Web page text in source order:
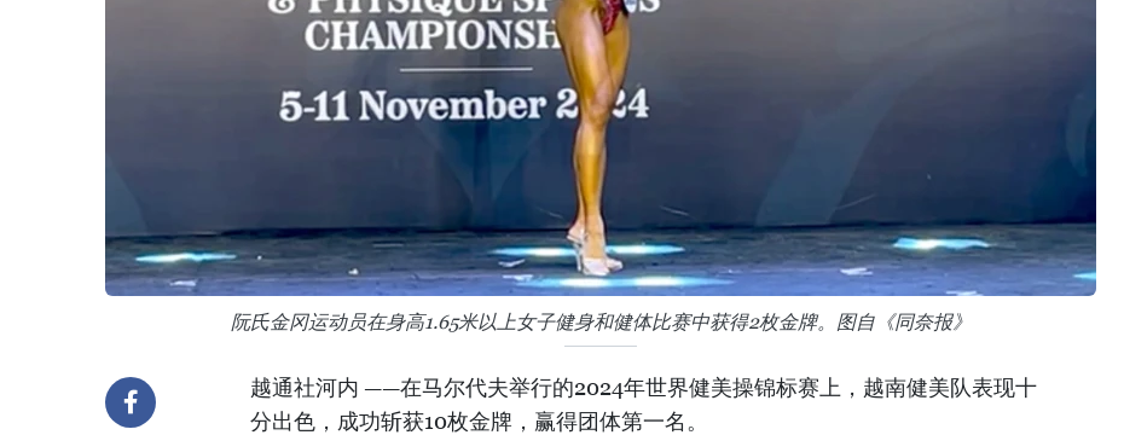
阮氏金冈运动员在身高1.65米以上女子健身和健体比赛中获得2枚金牌。图自《同奈报》
越通社河内 ——在马尔代夫举行的2024年世界健美操锦标赛上，越南健美队表现十
分出色，成功斩获10枚金牌，赢得团体第一名。